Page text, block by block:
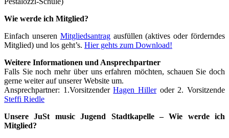
Wie werde ich Mitglied?
Einfach unseren Mitgliedsantragausfüllen (aktives oder förderndes
Mitglied) und los geht’s. Hier gehts zum Download!
Weitere Informationen und Ansprechpartner
Falls Sie noch mehr über uns erfahren möchten, schauen Sie doch
gerne weiter auf unserer Website um.
Ansprechpartner: 1.VorsitzenderHagen Hilleroder 2. Vorsitzende
Steffi Riedle
Unsere JuSt music Jugend Stadtkapelle – Wie werde ich
Mitglied?